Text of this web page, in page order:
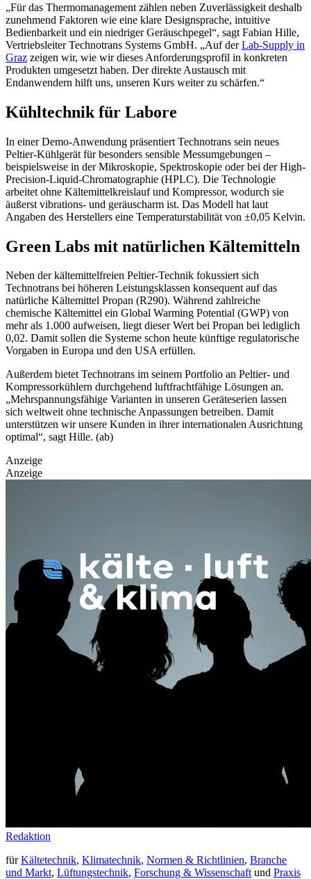
„Für das Thermomanagement zählen neben Zuverlässigkeit deshalb
zunehmend Faktoren wie eine klare Designsprache, intuitive
Bedienbarkeit und ein niedriger Geräuschpegel“, sagt Fabian Hille,
Vertriebsleiter Technotrans Systems GmbH. „Auf derLab-Supply in
Graz zeigen wir, wie wir dieses Anforderungsprofil in konkreten
Produkten umgesetzt haben. Der direkte Austausch mit
Endanwendern hilft uns, unseren Kurs weiter zu schärfen.“
Kühltechnik für Labore
In einer Demo-Anwendung präsentiert Technotrans sein neues
Peltier-Kühlgerät für besonders sensible Messumgebungen –
beispielsweise in der Mikroskopie, Spektroskopie oder bei der High-
Precision-Liquid-Chromatographie (HPLC). Die Technologie
arbeitet ohne Kältemittelkreislauf und Kompressor, wodurch sie
äußerst vibrations- und geräuscharm ist. Das Modell hat laut
Angaben des Herstellers eine Temperaturstabilität von ±0,05 Kelvin.
Green Labs mit natürlichen Kältemitteln
Neben der kältemittelfreien Peltier-Technik fokussiert sich
Technotrans bei höheren Leistungsklassen konsequent auf das
natürliche Kältemittel Propan (R290). Während zahlreiche
chemische Kältemittel ein Global Warming Potential (GWP) von
mehr als 1.000 aufweisen, liegt dieser Wert bei Propan bei lediglich
0,02. Damit sollen die Systeme schon heute künftige regulatorische
Vorgaben in Europa und den USA erfüllen.
Außerdem bietet Technotrans im seinem Portfolio an Peltier- und
Kompressorkühlern durchgehend luftfrachtfähige Lösungen an.
„Mehrspannungsfähige Varianten in unseren Geräteserien lassen
sich weltweit ohne technische Anpassungen betreiben. Damit
unterstützen wir unsere Kunden in ihrer internationalen Ausrichtung
optimal“, sagt Hille. (ab)
Anzeige
Anzeige
Redaktion
fürKältetechnik, Klimatechnik, Normen & Richtlinien, Branche
und Markt, Lüftungstechnik, Forschung & Wissenschaftund Praxis